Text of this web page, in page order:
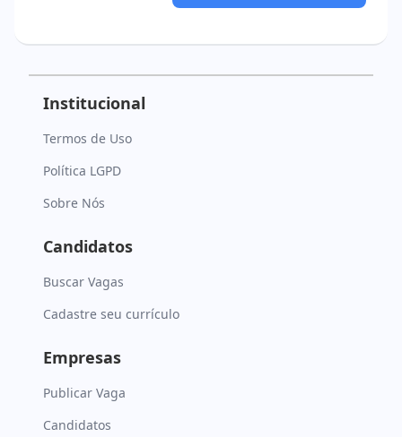
Institucional
Termos de Uso
Política LGPD
Sobre Nós
Candidatos
Buscar Vagas
Cadastre seu currículo
Empresas
Publicar Vaga
Candidatos